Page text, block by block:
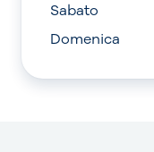
Sabato
Domenica